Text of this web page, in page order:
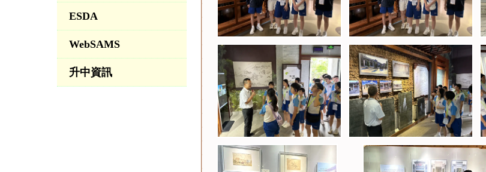
ESDA
WebSAMS
升中資訊